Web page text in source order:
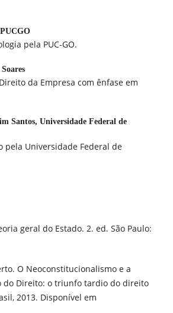
PUCGO
pela PUC-GO.
da Empresa com ênfase em
Santos, Universidade Federal de
pela Universidade Federal de
geral do Estado. 2. ed. São Paulo:
O Neoconstitucionalismo e a
do Direito: o triunfo tardio do direito
2013. Disponível em